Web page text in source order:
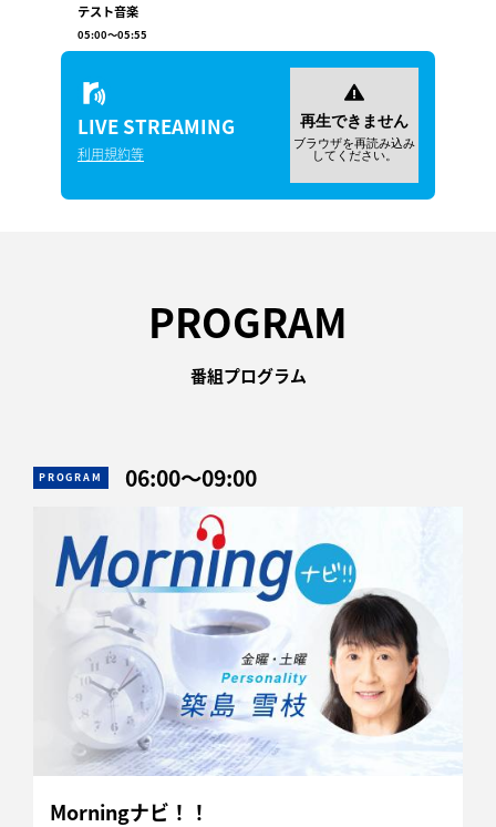
テスト音楽
05:00〜05:55
LIVE STREAMING
利用規約等
PROGRAM
番組プログラム
PROGRAM 06:00〜09:00
Morningナビ！！